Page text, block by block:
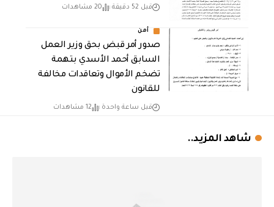
قبل 52 دقيقة 20 مشاهدات
أمن
صدور أمر قبض بحق وزير العمل
السابق أحمد الأسدي بتهمة
تضخم الأموال وتعاقدات مخالفة
للقانون
قبل ساعة واحدة 12 مشاهدات
شاهد المزيد..